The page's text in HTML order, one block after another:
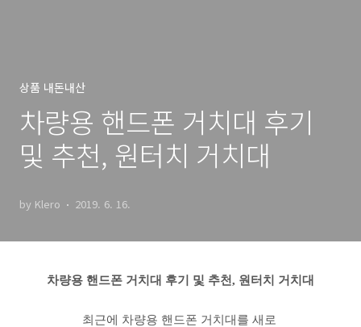
상품 내돈내산
차량용 핸드폰 거치대 후기
및 추천, 원터치 거치대
by Klero 2019. 6. 16.
차량용 핸드폰 거치대 후기 및 추천, 원터치 거치대
최근에 차량용 핸드폰 거치대를 새로